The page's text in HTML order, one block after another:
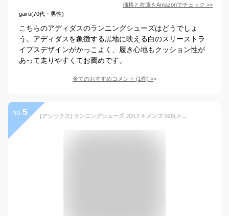
価格と在庫をAmazonでチェック >>
gairu(70代・男性)
こちらのアディダスのランニングシューズはどうでしょ
う。アディダスを象徴する黒地に映える白のスリーストラ
イプスデザインがかっこよく、履き心地もクッション性が
あって走りやすくてお薦めです。
全てのおすすめコメント (1件) >
no. 5 [アシックス] ランニングシューズ JOLT 4 メンズ 020(メトロポリス/ホワイト) 26.0 cm 2E